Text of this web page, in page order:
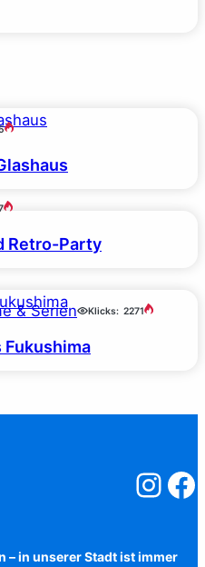
Retro-Party
& Serien Klicks: 2271
Fukushima
– in unserer Stadt ist immer